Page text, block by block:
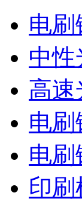
电刷
中性
高速
电刷
电刷
印刷